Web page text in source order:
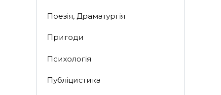
Поезія, Драматургія
Пригоди
Психологія
Публіцистика